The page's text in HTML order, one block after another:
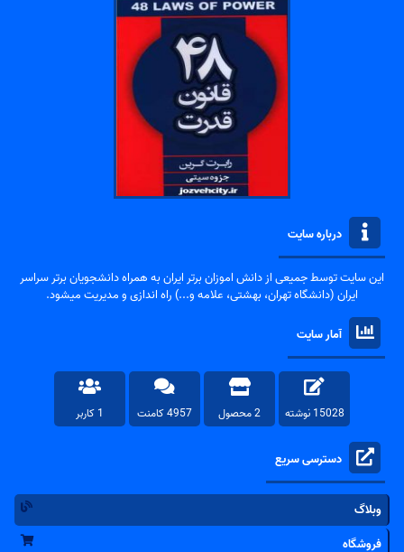
درباره سایت
این سایت توسط جمیعی از دانش اموزان برتر ایران به همراه دانشجویان برتر سراسر
ایران (دانشگاه تهران، بهشتی، علامه و...) راه اندازی و مدیریت میشود.
آمار سایت
15028 نوشته 2 محصول 4957 کامنت 1 کاربر
دسترسی سریع
وبلاگ
فروشگاه